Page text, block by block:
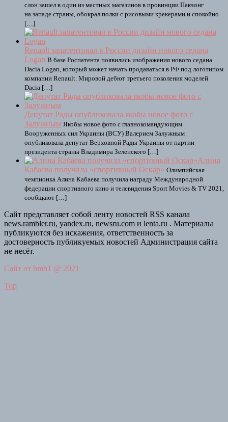
слон зашел в один из местных магазинов в провинции Пакчонг
на западе страны, обокрал полки с рисовыми крекерами и спокойно
[…]
Renault запатентовал в России дизайн нового седана
Logan В базе Роспатента появились изображения нового седана
Dacia Logan, который может начать продаваться в РФ под логотипом
компании Renault. Мировой дебют третьего поколения моделей
Dacia […]
Депутат Рады опубликовала якобы новое фото с
Залужным Якобы новое фото с главнокомандующим
Вооруженных сил Украины (ВСУ) Валерием Залужным
опубликовала депутат Верховной Рады Украины от партии
президента страны Владимира Зеленского […]
Алина
Кабаева получила «спортивный Оскар» Олимпийская
чемпионка Алина Кабаева получила награду Международной
федерации спортивного кино и телевидения Sport Movies & TV 2021,
сообщают […]
Сайт представляет собой ленту новостей RSS канала
news.rambler.ru, yandex.ru, newsru.com и lenta.ru . Материалы
публикуются без искажения, ответственность за
достоверность публикуемых новостей Администрация сайта
не несёт.
Сайт от bmb1 @ 2021
Top